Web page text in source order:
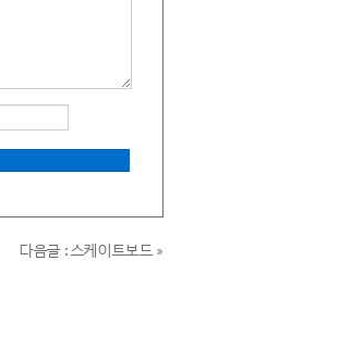
다음글 : 스케이트보드 »